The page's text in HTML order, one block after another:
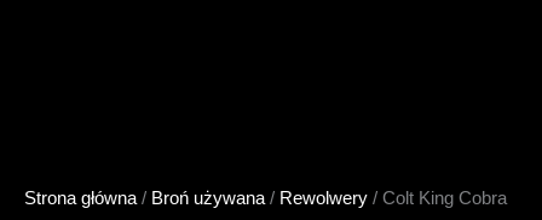
Strona główna/ Broń używana/ Rewolwery / Colt King Cobra